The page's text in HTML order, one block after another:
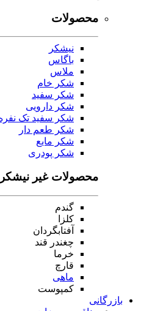
محصولات
نیشکر
باگاس
ملاس
شکر خام
شکر سفید
شکر دارویی
شکر سفید تک
شکر طعم دار
شکر مایع
شکر پودری
محصولات غیر
گندم
کلزا
آفتابگردان
چغندر قند
خرما
قارچ
ماهی
کمپوست
بازرگانی